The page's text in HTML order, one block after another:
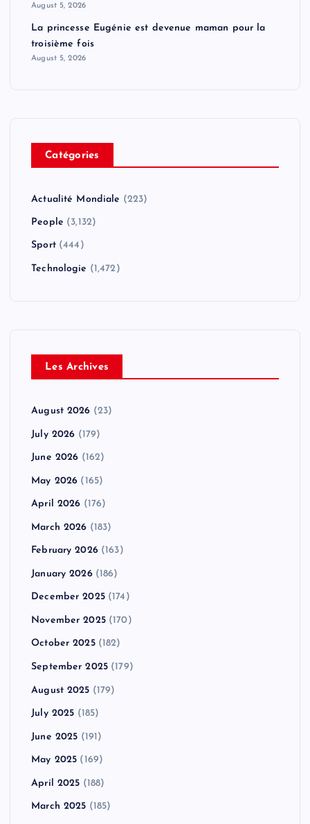
August 5, 2026
La princesse Eugénie est devenue maman pour la
troisième fois
August 5, 2026
Catégories
Actualité Mondiale (223)
People (3,132)
Sport(444)
Technologie (1,472)
Les Archives
August 2026 (23)
July 2026 (179)
June 2026 (162)
May 2026 (165)
April 2026 (176)
March 2026 (183)
February 2026(163)
January 2026(186)
December 2025(174)
November 2025(170)
October 2025(182)
September 2025 (179)
August 2025 (179)
July 2025 (185)
June 2025 (191)
May 2025 (169)
April 2025 (188)
March 2025 (185)